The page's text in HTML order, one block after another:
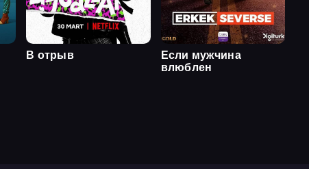
В отрыв
Если мужчина
влюблен